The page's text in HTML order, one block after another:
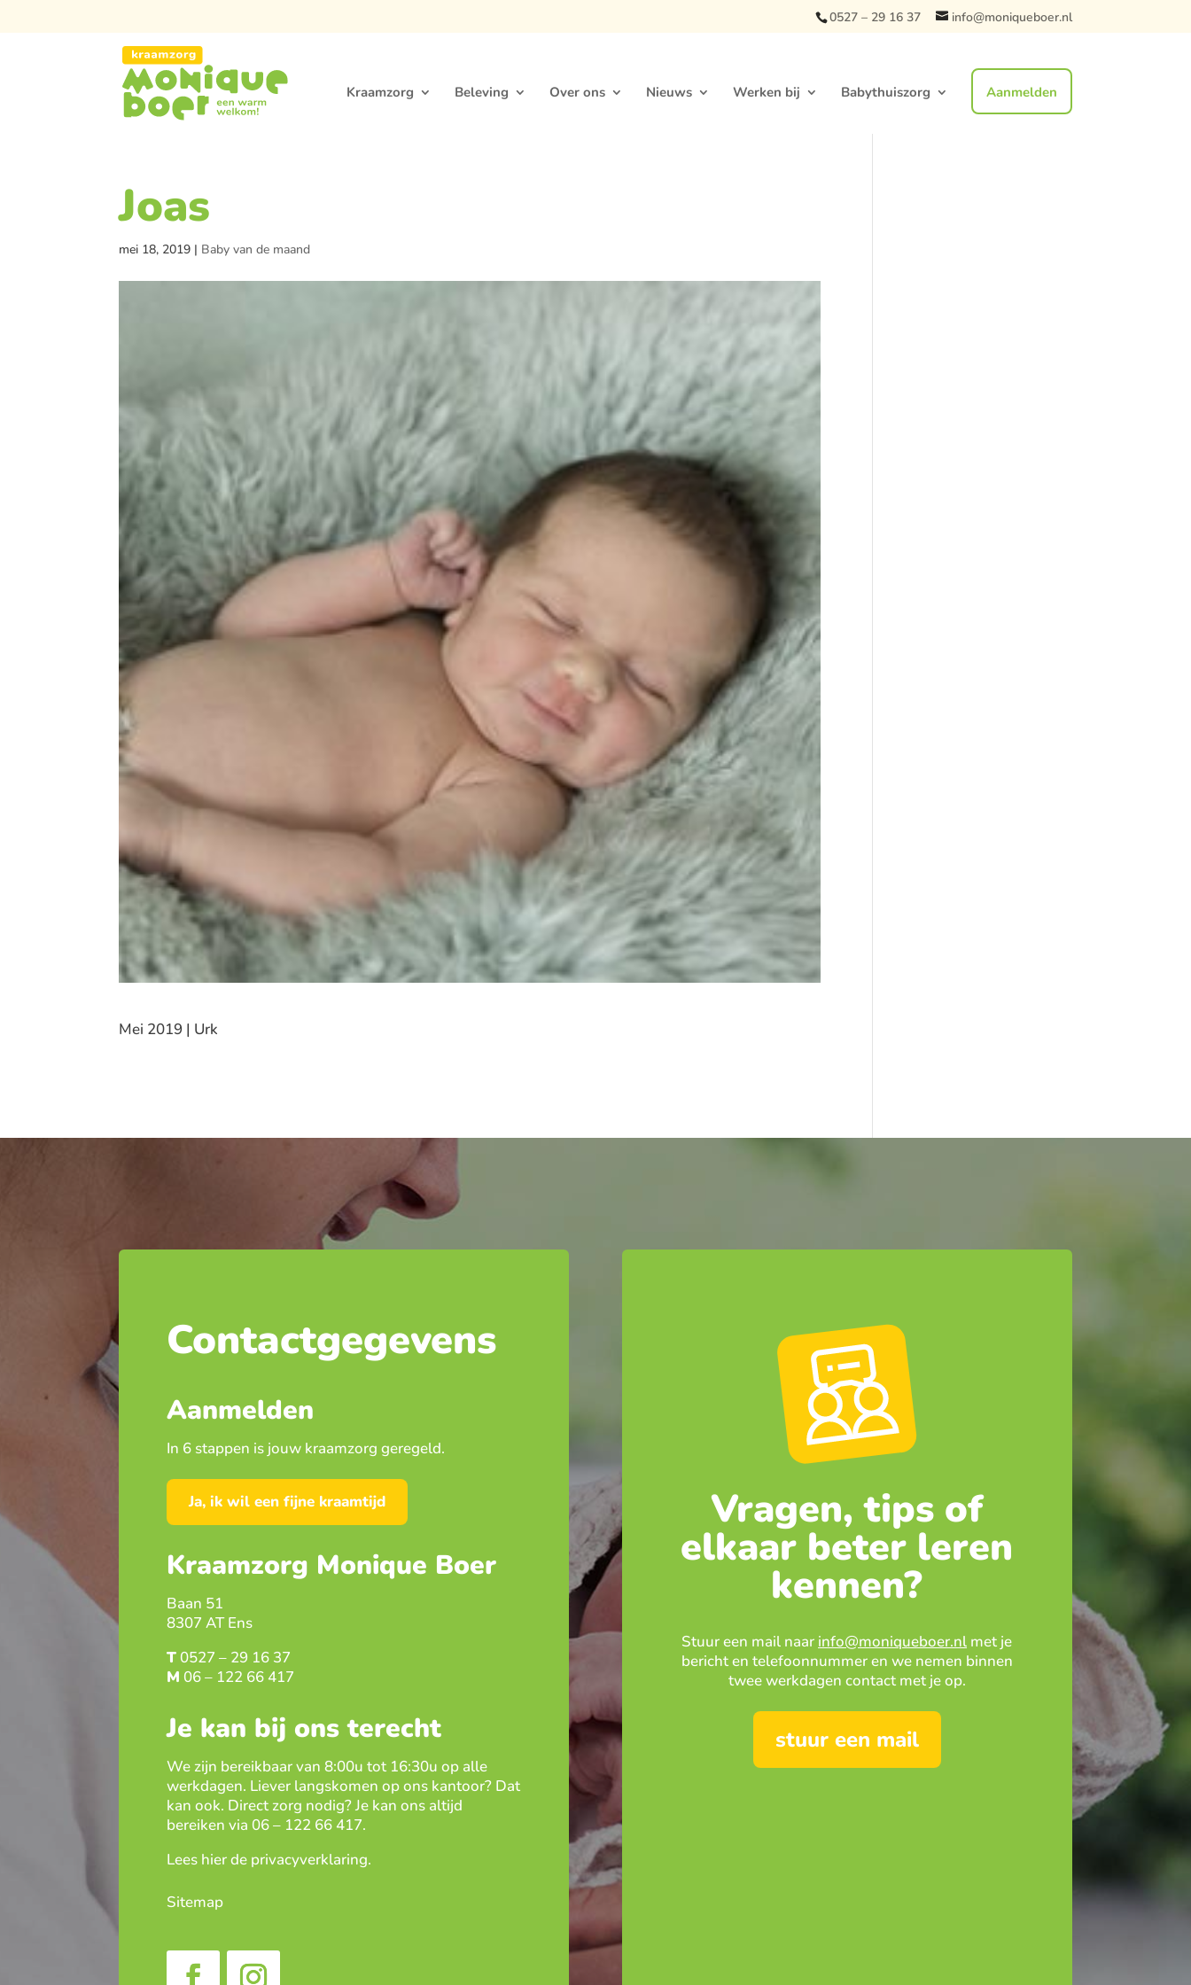
0527 – 29 16 37 info@moniqueboer.nl
Kraamzorg Beleving Over ons Nieuws Werken bij Babythuiszorg Aanmelden
Joas
mei 18, 2019 | Baby van de maand
Mei 2019 | Urk
Contactgegevens
Aanmelden
In 6 stappen is jouw kraamzorg geregeld.
Ja, ik wil een fijne kraamtijd
Kraamzorg Monique Boer
Baan 51
8307 AT Ens
T 0527 – 29 16 37
M 06 – 122 66 417
Je kan bij ons terecht
We zijn bereikbaar van 8:00u tot 16:30u op alle
werkdagen. Liever langskomen op ons kantoor? Dat
kan ook. Direct zorg nodig? Je kan ons altijd
bereiken via 06 – 122 66 417.
Lees hier de privacyverklaring.
Sitemap
Vragen, tips of
elkaar beter leren
kennen?
Stuur een mail naar info@moniqueboer.nl met je
bericht en telefoonnummer en we nemen binnen
twee werkdagen contact met je op.
stuur een mail